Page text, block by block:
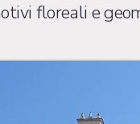
floreali e